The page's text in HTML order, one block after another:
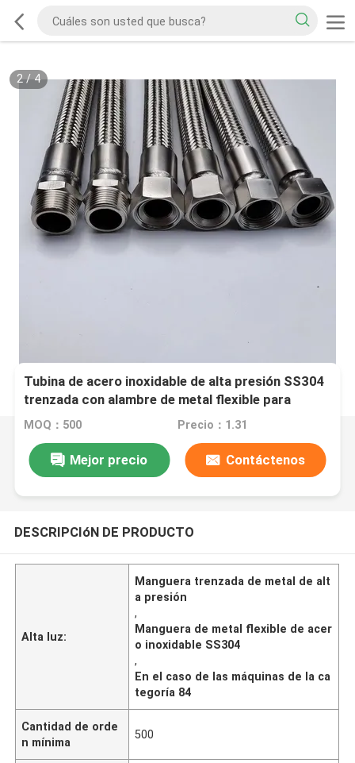
2/4
Tubina de acero inoxidable de alta presión SS304
trenzada con alambre de metal flexible para
calentador de agua
MOQ：500 Precio：1.31
Mejor precio Contáctenos
DESCRIPCIóN DE PRODUCTO
Alta luz:
Manguera trenzada de metal de alt
a presión
,
Manguera de metal flexible de acer
o inoxidable SS304
,
En el caso de las máquinas de la ca
tegoría 84
Cantidad de orde
n mínima
500